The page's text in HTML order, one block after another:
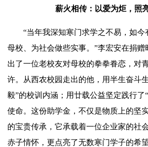
薪火相传：以爱为炬，照
“当年我深知寒门求学之不易，如今
母校、为社会做些实事。”李宏安在捐赠
出了一位老校友对母校的拳拳眷恋，对
许。从西农校园走出的他，用半生奋斗
毅”的校训内涵；用廿载公益坚定践行了
使命。这份助学金，不仅是物质上的坚
的宝贵传承，它承载着一位企业家的社
赤子情怀，更点亮了无数寒门学子的希望